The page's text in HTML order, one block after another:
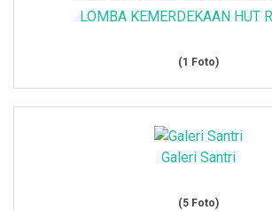
LOMBA KEMERDEKAAN HUT
(1 Foto)
Galeri Santri
(5 Foto)